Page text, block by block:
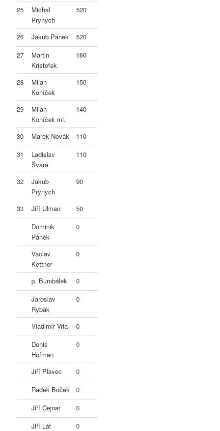
25
Michal
Prynych
520
26 Jakub Pánek
520
27
Martin
Kristofek
160
28
Milan
Koníček
150
29
Milan
Koníček ml.
140
30 Marek Novák
110
31
Ladislav
Švara
110
32
Jakub
Prynych
90
33 Jiří Ulman
50
Dominik
Pánek
0
Vaclav
Kettner
0
p. Bumbálek
0
Jaroslav
Rybák
0
Vladimír Vrla
0
Denis
Hofman
0
Jiří Plavec
0
Radek Boček
0
Jiří Cejnar
0
Jiří Lát
0